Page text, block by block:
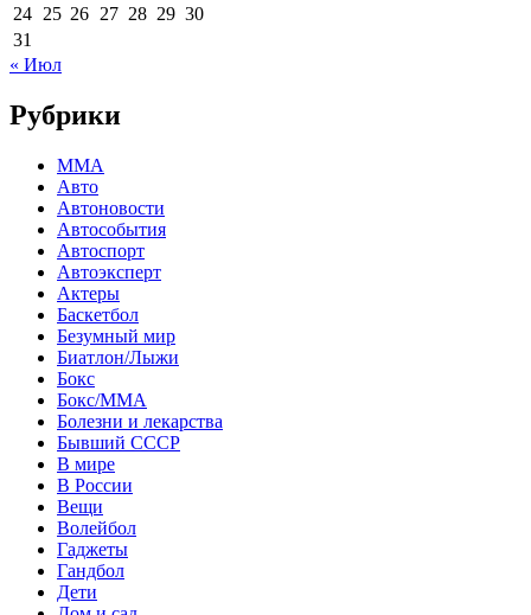
24 25 26 27 28 29 30
31
« Июл
Рубрики
MMA
Авто
Автоновости
Автособытия
Автоспорт
Автоэксперт
Актеры
Баскетбол
Безумный мир
Биатлон/Лыжи
Бокс
Бокс/MMA
Болезни и лекарства
Бывший СССР
В мире
В России
Вещи
Волейбол
Гаджеты
Гандбол
Дети